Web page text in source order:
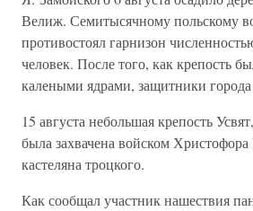
Велиж. Семитысячному польскому
противостоял гарнизон
человек. После того, как крепость
калеными ядрами, защитники города
15 августа небольшая крепость
была захвачена войском Христофора
кастеляна троцкого.
Как сообщал участник нашествия